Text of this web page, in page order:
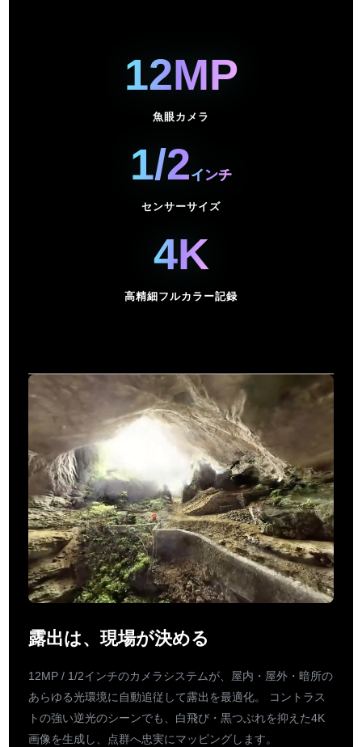
12MP
魚眼カメラ
1/2インチ
センサーサイズ
4K
高精細フルカラー記録
露出は、現場が決める
12MP / 1/2インチのカメラシステムが、屋内・屋外・暗所の
あらゆる光環境に自動追従して露出を最適化。 コントラス
トの強い逆光のシーンでも、白飛び・黒つぶれを抑えた4K
画像を生成し、点群へ忠実にマッピングします。